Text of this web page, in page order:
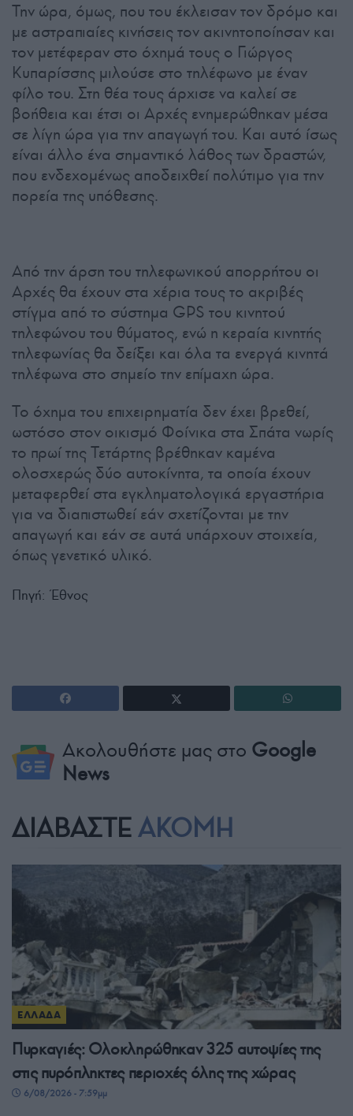
Την ώρα, όμως, που του έκλεισαν τον δρόμο και
με αστραπιαίες κινήσεις τον ακινητοποίησαν και
τον μετέφεραν στο όχημά τους ο Γιώργος
Κυπαρίσσης μιλούσε στο τηλέφωνο με έναν
φίλο του. Στη θέα τους άρχισε να καλεί σε
βοήθεια και έτσι οι Αρχές ενημερώθηκαν μέσα
σε λίγη ώρα για την απαγωγή του. Και αυτό ίσως
είναι άλλο ένα σημαντικό λάθος των δραστών,
που ενδεχομένως αποδειχθεί πολύτιμο για την
πορεία της υπόθεσης.
Από την άρση του τηλεφωνικού απορρήτου οι
Αρχές θα έχουν στα χέρια τους το ακριβές
στίγμα από το σύστημα GPS του κινητού
τηλεφώνου του θύματος, ενώ η κεραία κινητής
τηλεφωνίας θα δείξει και όλα τα ενεργά κινητά
τηλέφωνα στο σημείο την επίμαχη ώρα.
Το όχημα του επιχειρηματία δεν έχει βρεθεί,
ωστόσο στον οικισμό Φοίνικα στα Σπάτα νωρίς
το πρωί της Τετάρτης βρέθηκαν καμένα
ολοσχερώς δύο αυτοκίνητα, τα οποία έχουν
μεταφερθεί στα εγκληματολογικά εργαστήρια
για να διαπιστωθεί εάν σχετίζονται με την
απαγωγή και εάν σε αυτά υπάρχουν στοιχεία,
όπως γενετικό υλικό.
Πηγή: Έθνος
Ακολουθήστε μας στο Google
News
ΔΙΑΒΑΣΤΕ ΑΚΟΜΗ
ΕΛΛΑΔΑ
Πυρκαγιές: Ολοκληρώθηκαν 325 αυτοψίες της
στις πυρόπληκτες περιοχές όλης της χώρας
6/08/2026 - 7:59μμ